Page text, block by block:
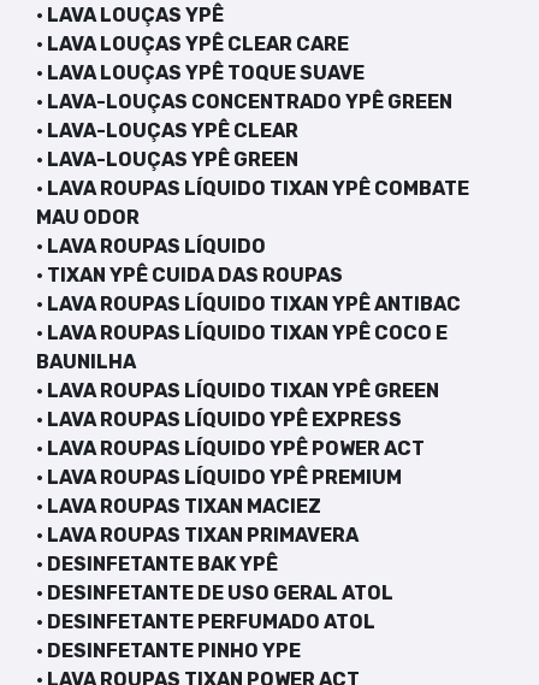
· LAVA LOUÇAS YPÊ
· LAVA LOUÇAS YPÊ CLEAR CARE
· LAVA LOUÇAS YPÊ TOQUE SUAVE
· LAVA-LOUÇAS CONCENTRADO YPÊ GREEN
· LAVA-LOUÇAS YPÊ CLEAR
· LAVA-LOUÇAS YPÊ GREEN
· LAVA ROUPAS LÍQUIDO TIXAN YPÊ COMBATE
MAU ODOR
· LAVA ROUPAS LÍQUIDO
· TIXAN YPÊ CUIDA DAS ROUPAS
· LAVA ROUPAS LÍQUIDO TIXAN YPÊ ANTIBAC
· LAVA ROUPAS LÍQUIDO TIXAN YPÊ COCO E
BAUNILHA
· LAVA ROUPAS LÍQUIDO TIXAN YPÊ GREEN
· LAVA ROUPAS LÍQUIDO YPÊ EXPRESS
· LAVA ROUPAS LÍQUIDO YPÊ POWER ACT
· LAVA ROUPAS LÍQUIDO YPÊ PREMIUM
· LAVA ROUPAS TIXAN MACIEZ
· LAVA ROUPAS TIXAN PRIMAVERA
· DESINFETANTE BAK YPÊ
· DESINFETANTE DE USO GERAL ATOL
· DESINFETANTE PERFUMADO ATOL
· DESINFETANTE PINHO YPE
· LAVA ROUPAS TIXAN POWER ACT